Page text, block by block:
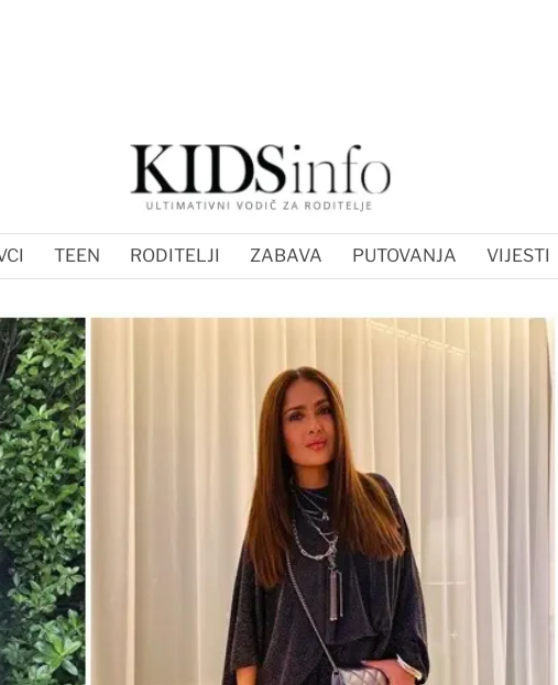
TEEN RODITELJI ZABAVA PUTOVANJA VIJESTI